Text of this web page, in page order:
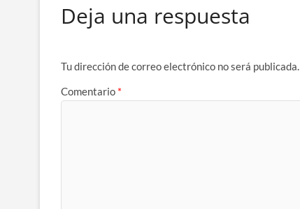
Deja una respuesta
Tu dirección de correo electrónico no será publicada.
Comentario *